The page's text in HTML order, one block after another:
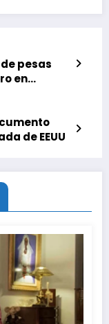
pesas
en
de EEUU